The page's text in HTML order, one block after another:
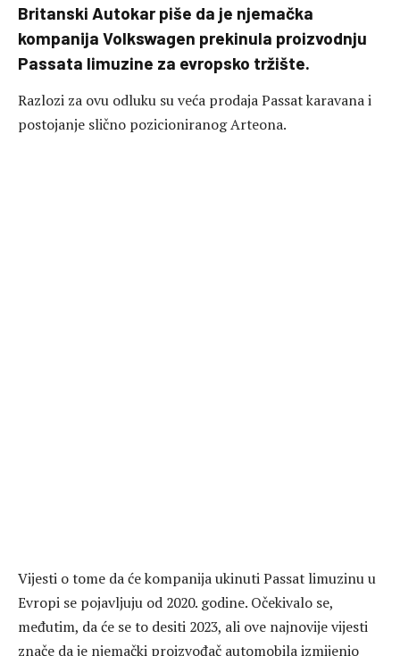
Britanski Autokar piše da je njemačka
kompanija Volkswagen prekinula proizvodnju
Passata limuzine za evropsko tržište.
Razlozi za ovu odluku su veća prodaja Passat karavana i
postojanje slično pozicioniranog Arteona.
Vijesti o tome da će kompanija ukinuti Passat limuzinu u
Evropi se pojavljuju od 2020. godine. Očekivalo se,
međutim, da će se to desiti 2023, ali ove najnovije vijesti
znače da je njemački proizvođač automobila izmijenio